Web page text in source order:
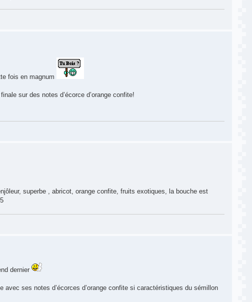
fois en magnum
sur des notes d’écorce d’orange confite!
superbe , abricot, orange confite, fruits exotiques, la bouche est
dernier
ses notes d’écorces d’orange confite si caractéristiques du sémillon